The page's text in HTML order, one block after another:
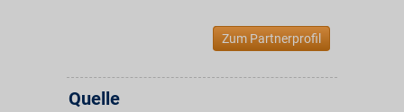
Zum Partnerprofil
Quelle